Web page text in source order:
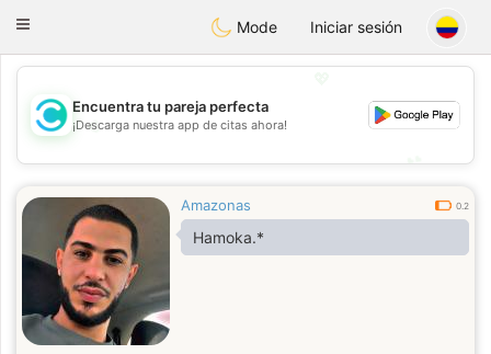
olombiaCitas
Toggle
Mode Iniciar sesión
💖
💕
Encuentra tu pareja perfecta
¡Descarga nuestra app de citas ahora!
Amazonas 0.2
Hamoka.*